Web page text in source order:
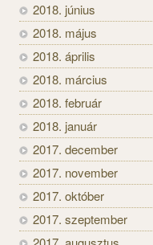
2018. június
2018. május
2018. április
2018. március
2018. február
2018. január
2017. december
2017. november
2017. október
2017. szeptember